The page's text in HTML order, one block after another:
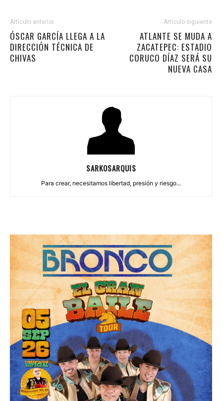
Artículo anterior
ÓSCAR GARCÍA LLEGA A LA
DIRECCIÓN TÉCNICA DE
CHIVAS
Artículo siguiente
ATLANTE SE MUDA A
ZACATEPEC: ESTADIO
CORUCO DÍAZ SERÁ SU
NUEVA CASA
SARKOSARQUIS
Para crear, necesitamos libertad, presión y riesgo...